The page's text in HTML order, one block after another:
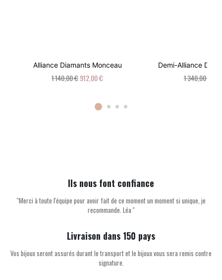
Alliance Diamants Monceau
1 140,00 €912,00 €
Demi-Alliance
1 340,00 €
Ils nous font confiance
''Merci à toute l'équipe pour avoir fait de ce moment un moment si unique, je
recommande. Léa ''
Livraison dans 150 pays
Vos bijoux seront assurés durant le transport et le bijoux vous sera remis contre
signature.